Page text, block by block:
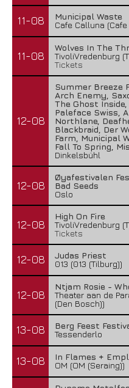
11-08
Municipal Waste
Cafe Calluna
11-08
Wolves In The
TivoliVredenburg
Tickets
12-08
Summer Breeze
Arch Enemy,
The Ghost
Paleface Swiss,
Northlane,
Blackbraid, Der
Farm, Municipal
Fall To Spring,
Dinkelsbühl
12-08
Øyafestivalen
Bad Seeds
Oslo
12-08
High On Fire
TivoliVredenburg
Tickets
12-08
Judas Priest
013 (013 (Tilburg))
12-08
Ntjam Rosie -
Theater aan de
(Den Bosch))
13-08
Berg Feest
Tessenderlo
13-08
In Flames +
OM (OM (Seraing))